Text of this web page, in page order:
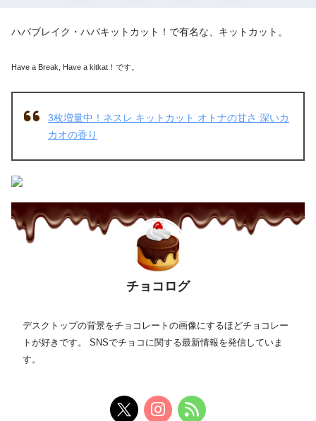
ハバブレイク・ハバキットカット！で有名な、キットカット。
Have a Break, Have a kitkat！です。
3枚増量中！ネスレ キットカット オトナの甘さ 深いカ
カオの香り
チョコログ
デスクトップの背景をチョコレートの画像にするほどチョコレー
トが好きです。 SNSでチョコに関する最新情報を発信していま
す。